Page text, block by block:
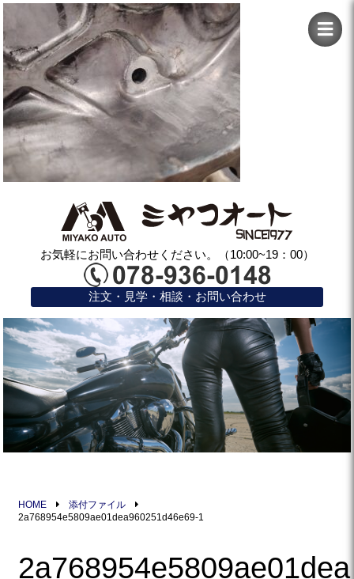
お気軽にお問い合わせください。（10:00~19：00）
注文・見学・相談・お問い合わせ
HOME
添付ファイル
2a768954e5809ae01dea960251d46e69-1